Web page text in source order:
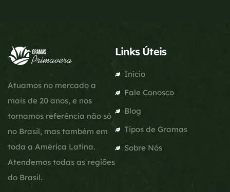
Atuamos no mercado a
mais de 20 anos, e nos
tornamos referência não só
no Brasil, mas também em
toda a América Latina.
Atendemos todas as regiões
do Brasil.
Links Úteis
Início
Fale Conosco
Blog
Tipos de Gramas
Sobre Nós